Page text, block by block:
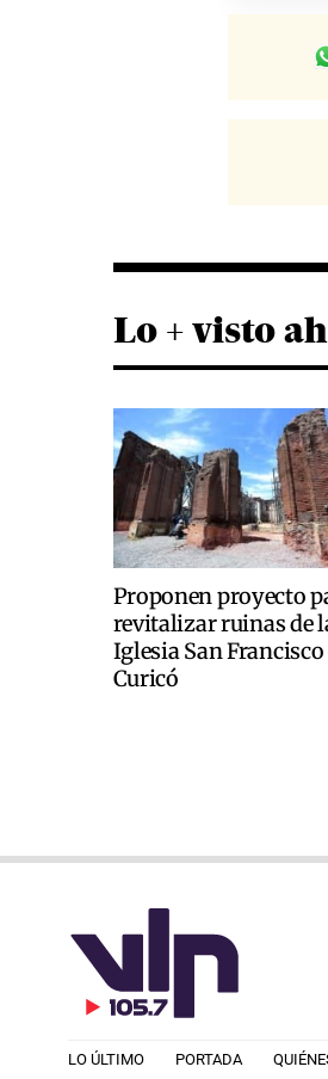
Lo + visto
Proponen proyecto
revitalizar ruinas de
Iglesia San Francisco
Curicó
LO ÚLTIMO PORTADA